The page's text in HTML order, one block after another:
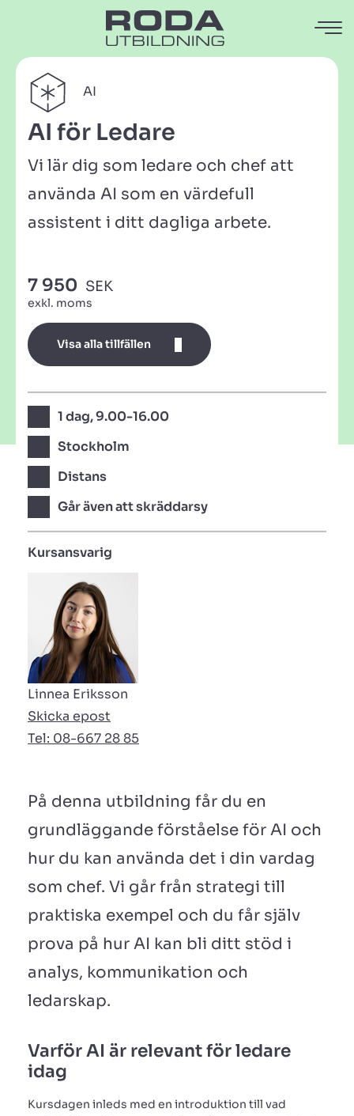
AI
AI för Ledare
Vi lär dig som ledare och chef att
använda AI som en värdefull
assistent i ditt dagliga arbete.
7 950 SEK
exkl. moms
Visa alla tillfällen
1 dag, 9.00-16.00
Stockholm
Distans
Går även att skräddarsy
Kursansvarig
Linnea Eriksson
Skicka epost
Tel: 08-667 28 85
På denna utbildning får du en
grundläggande förståelse för AI och
hur du kan använda det i din vardag
som chef. Vi går från strategi till
praktiska exempel och du får själv
prova på hur AI kan bli ditt stöd i
analys, kommunikation och
ledarskap.
Varför AI är relevant för ledare
idag
Kursdagen inleds med en introduktion till vad